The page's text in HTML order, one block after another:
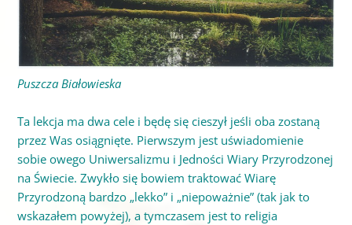
Puszcza Białowieska
Ta lekcja ma dwa cele i będę się cieszył jeśli oba zostaną
przez Was osiągnięte. Pierwszym jest uświadomienie
sobie owego Uniwersalizmu i Jedności Wiary Przyrodzonej
na Świecie. Zwykło się bowiem traktować Wiarę
Przyrodzoną bardzo „lekko” i „niepoważnie” (tak jak to
wskazałem powyżej), a tymczasem jest to religia